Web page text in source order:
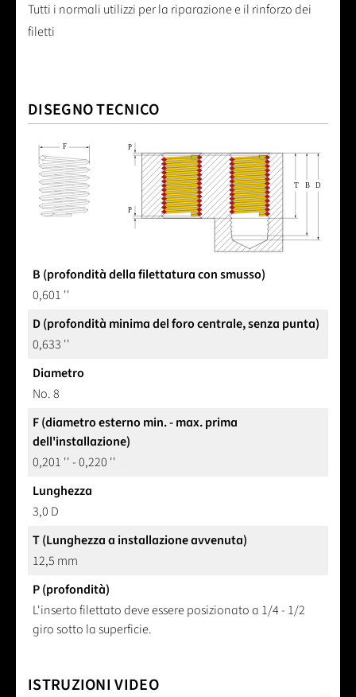
Tutti i normali utilizzi per la riparazione e il rinforzo dei
filetti
DISEGNO TECNICO
B (profondità della filettatura con smusso)
0,601 ''
D (profondità minima del foro centrale, senza punta)
0,633 ''
Diametro
No. 8
F (diametro esterno min. - max. prima
dell'installazione)
0,201 '' - 0,220 ''
Lunghezza
3,0 D
T (Lunghezza a installazione avvenuta)
12,5 mm
P (profondità)
L'inserto filettato deve essere posizionato a 1/4 - 1/2
giro sotto la superficie.
ISTRUZIONI VIDEO